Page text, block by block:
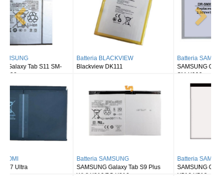
Batteria BLACKVIEW
Blackview DK111
Batteria SAMSUNG
SAMSUNG Galaxy Tab S8 Ultra
Batteria SAMSUNG
SAMSUNG Galaxy Tab S9 Plus
Batteria SAMSUNG
SAMSUNG Galaxy Tab S9FE X510